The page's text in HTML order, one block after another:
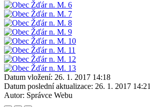
Datum vložení: 26. 1. 2017 14:18
Datum poslední aktualizace: 26. 1. 2017 14:21
Autor: Správce Webu